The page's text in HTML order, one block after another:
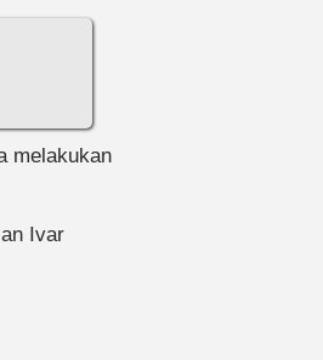
melakukan
Ivar